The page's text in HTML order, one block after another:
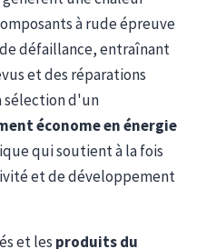
à rude épreuve
défaillance, entraînant
et des réparations
sélection d'un
économe en énergie
qui soutient à la fois
et de développement
et les produits du